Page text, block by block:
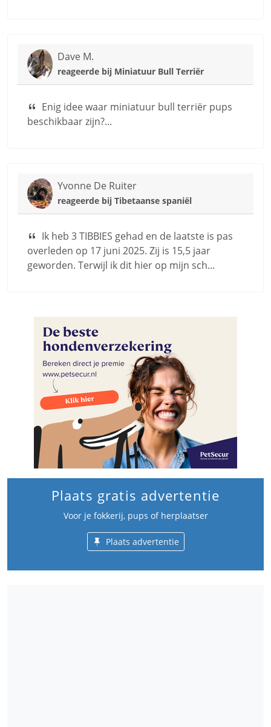
Dave M.
reageerde bij Miniatuur Bull Terriër
Enig idee waar miniatuur bull terriër pups
beschikbaar zijn?...
Yvonne De Ruiter
reageerde bij Tibetaanse spaniël
Ik heb 3 TIBBIES gehad en de laatste is pas
overleden op 17 juni 2025. Zij is 15,5 jaar
geworden. Terwijl ik dit hier op mijn sch...
Plaats gratis advertentie
Voor je fokkerij, pups of herplaatser
Plaats advertentie